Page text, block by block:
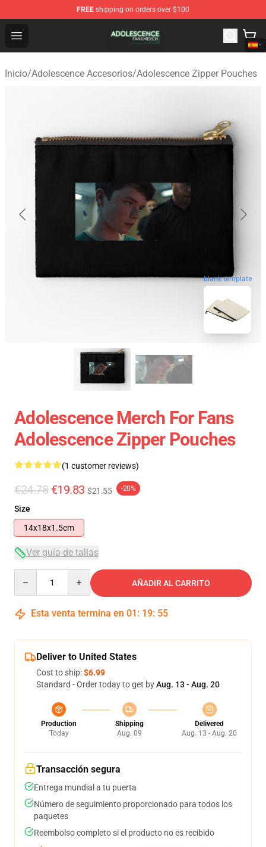
FREE shipping on orders over $100
Open menu
Adolescence Shop - Official Adolescence Merchandise
Inicio/Adolescence Accesorios/Adolescence Zipper Pouches
blank template
Adolescence Merch For Fans
Adolescence Zipper Pouches
(1 customer reviews)
€24.78 €19.83 $21.55 -20%
Size
14x18x1.5cm
Ver guía de tallas
AÑADIR AL CARRITO
Esta venta termina en 01 : 19: 55
Deliver to United States
Cost to ship:$6.99
Standard - Order today to get byAug. 13 - Aug. 20
Production
Today
Shipping
Aug. 09
Delivered
Aug. 13 - Aug. 20
Transacción segura
Entrega mundial a tu puerta
Número de seguimiento proporcionado para todos los
paquetes
Reembolso completo si el producto no es recibido